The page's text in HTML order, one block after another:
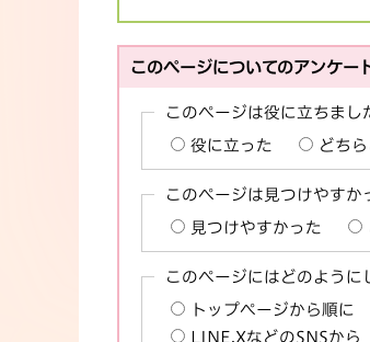
このページについてのアンケー
このページは役に立ちまし
役に立った どち
このページは見つけやすか
見つけやすかった
このページにはどのように
トップページから順に
LINE,XなどのSNSから